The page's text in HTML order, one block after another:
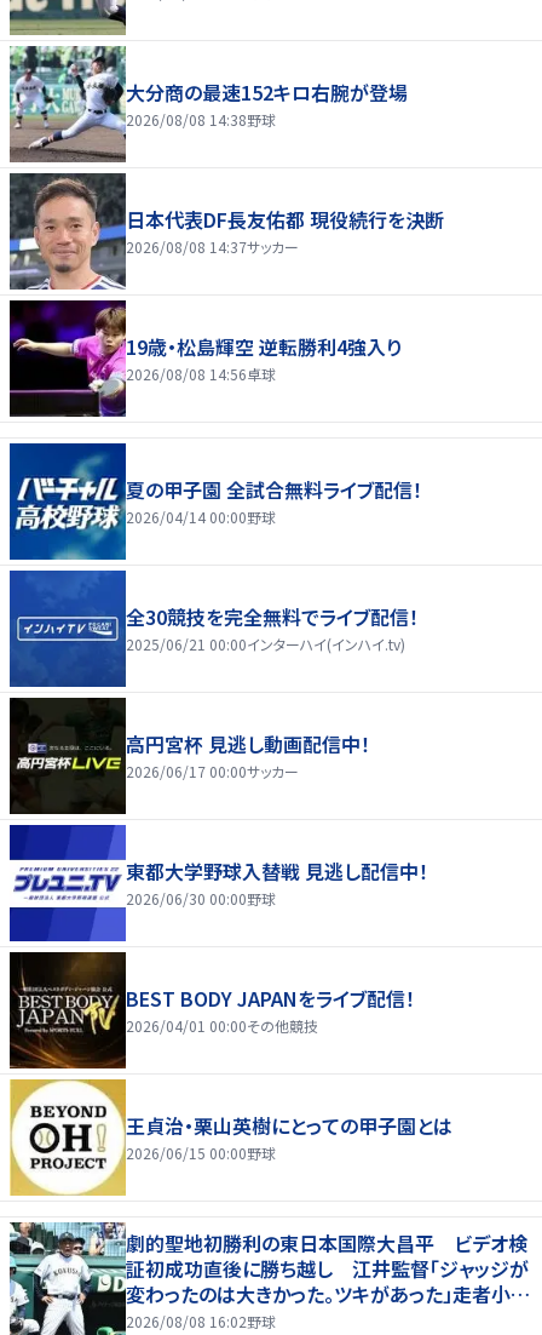
大分商の最速152キロ右腕が登場
2026/08/08 14:38野球
日本代表DF長友佑都 現役続行を決断
2026/08/08 14:37サッカー
19歳・松島輝空 逆転勝利4強入り
2026/08/08 14:56卓球
夏の甲子園 全試合無料ライブ配信！
2026/04/14 00:00野球
全30競技を完全無料でライブ配信！
2025/06/21 00:00インターハイ(インハイ.tv)
高円宮杯 見逃し動画配信中！
2026/06/17 00:00サッカー
東都大学野球入替戦 見逃し配信中！
2026/06/30 00:00野球
BEST BODY JAPANをライブ配信！
2026/04/01 00:00その他競技
王貞治・栗山英樹にとっての甲子園とは
2026/06/15 00:00野球
劇的聖地初勝利の東日本国際大昌平 ビデオ検
証初成功直後に勝ち越し 江井監督「ジャッジが
変わったのは大きかった。ツキがあった」走者小内
は「自信があってセーフになってくれと」
2026/08/08 16:02野球